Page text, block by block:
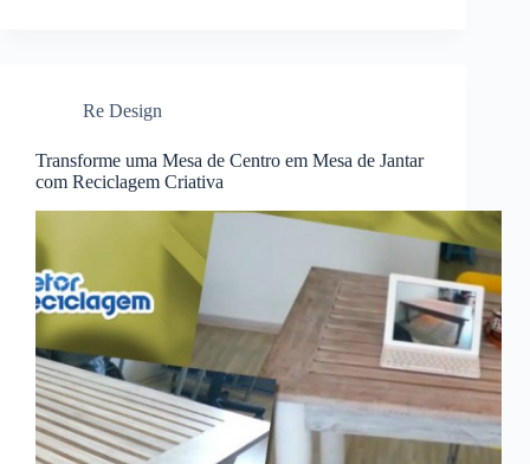
Re Design
Transforme uma Mesa de Centro em Mesa de Jantar
com Reciclagem Criativa